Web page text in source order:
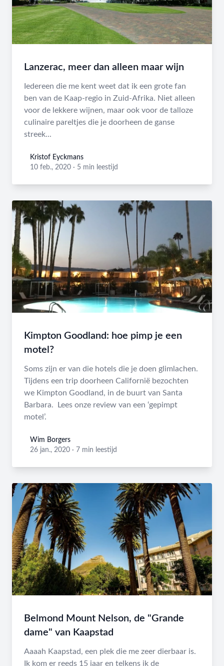
Lanzerac, meer dan alleen maar wijn
Iedereen die me kent weet dat ik een grote fan
ben van de Kaap-regio in Zuid-Afrika. Niet alleen
voor de lekkere wijnen, maar ook voor de talloze
culinaire pareltjes die je doorheen de ganse
streek...
Kristof Eyckmans
Kristof Eyckmans
10 feb., 2020 · 5 min leestijd
Kimpton Goodland: hoe pimp je een
motel?
Soms zijn er van die hotels die je doen glimlachen.
Tijdens een trip doorheen Californië bezochten
we Kimpton Goodland, in de buurt van Santa
Barbara. Lees onze review van een ‘gepimpt
motel’.
Wim Borgers
Wim Borgers
26 jan., 2020 · 7 min leestijd
Belmond Mount Nelson, de "Grande
dame" van Kaapstad
Aaaah Kaapstad, een plek die me zeer dierbaar is.
Ik kom er reeds 15 jaar en telkens ik de